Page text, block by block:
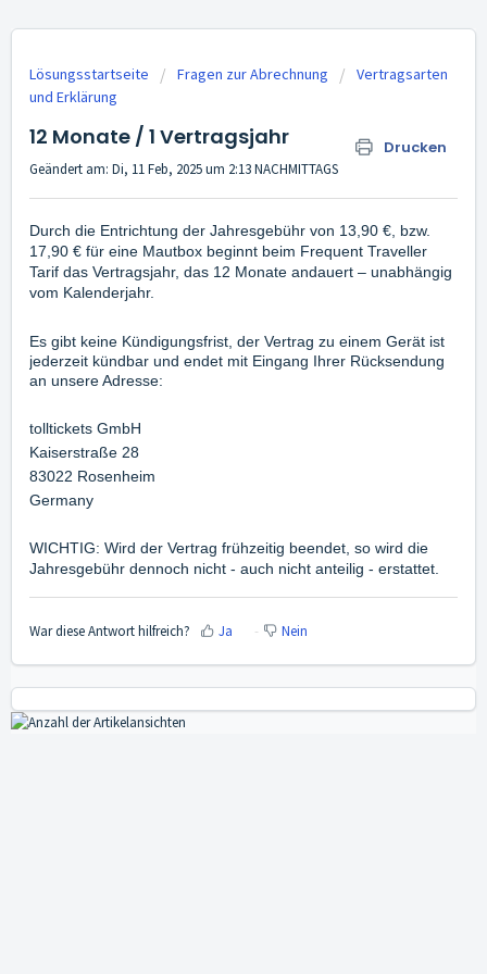
Lösungsstartseite Fragen zur Abrechnung
Vertragsarten
und Erklärung
12 Monate / 1 Vertragsjahr Drucken
Geändert am: Di, 11 Feb, 2025 um 2:13 NACHMITTAGS
Durch die Entrichtung der Jahresgebühr von 13,90 €, bzw.
17,90 € für eine Mautbox beginnt beim Frequent Traveller
Tarif das Vertragsjahr, das 12 Monate andauert – unabhängig
vom Kalenderjahr.
Es gibt keine Kündigungsfrist, der Vertrag zu einem Gerät ist
jederzeit kündbar und endet mit Eingang Ihrer Rücksendung
an unsere Adresse:
tolltickets GmbH
Kaiserstraße 28
83022 Rosenheim
Germany
WICHTIG: Wird der Vertrag frühzeitig beendet, so wird die
Jahresgebühr dennoch nicht - auch nicht anteilig - erstattet.
War diese Antwort hilfreich? Ja Nein